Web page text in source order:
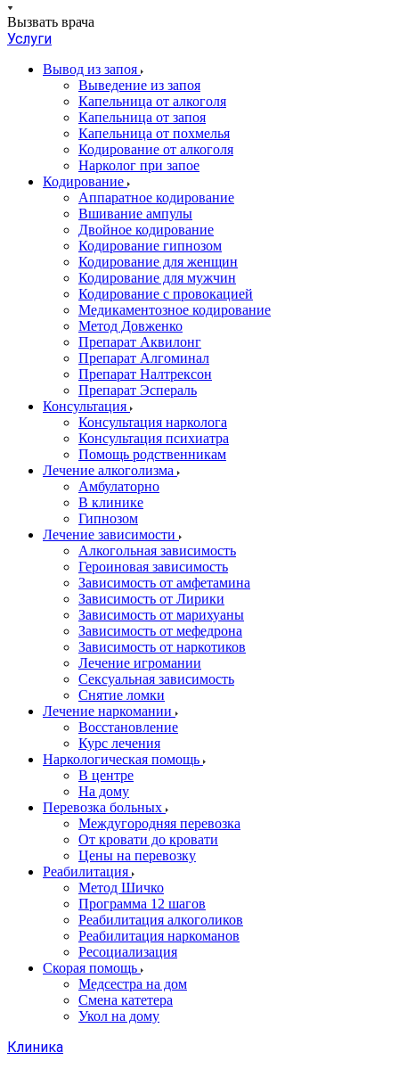
Вызвать врача
Услуги
Вывод из запоя
Выведение из запоя
Капельница от алкоголя
Капельница от запоя
Капельница от похмелья
Кодирование от алкоголя
Нарколог при запое
Кодирование
Аппаратное кодирование
Вшивание ампулы
Двойное кодирование
Кодирование гипнозом
Кодирование для женщин
Кодирование для мужчин
Кодирование с провокацией
Медикаментозное кодирование
Метод Довженко
Препарат Аквилонг
Препарат Алгоминал
Препарат Налтрексон
Препарат Эспераль
Консультация
Консультация нарколога
Консультация психиатра
Помощь родственникам
Лечение алкоголизма
Амбулаторно
В клинике
Гипнозом
Лечение зависимости
Алкогольная зависимость
Героиновая зависимость
Зависимость от амфетамина
Зависимость от Лирики
Зависимость от марихуаны
Зависимость от мефедрона
Зависимость от наркотиков
Лечение игромании
Сексуальная зависимость
Снятие ломки
Лечение наркомании
Восстановление
Курс лечения
Наркологическая помощь
В центре
На дому
Перевозка больных
Междугородняя перевозка
От кровати до кровати
Цены на перевозку
Реабилитация
Метод Шичко
Программа 12 шагов
Реабилитация алкоголиков
Реабилитация наркоманов
Ресоциализация
Скорая помощь
Медсестра на дом
Смена катетера
Укол на дому
Клиника